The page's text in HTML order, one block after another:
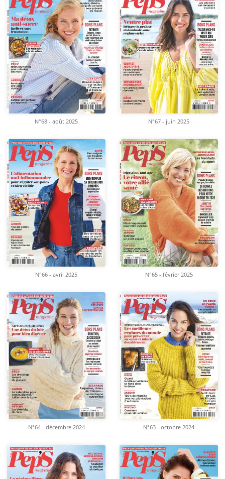
N°68 - août 2025 N°67 - juin 2025
N°66 - avril 2025 N°65 - février 2025
N°64 - décembre 2024 N°63 - octobre 2024